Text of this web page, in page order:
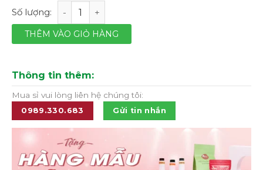
Cà phê hòa tan Davidoff Fine Aroma - lọ 100g số lượng
THÊM VÀO GIỎ HÀNG
Thông tin thêm:
Mua sỉ vui lòng liên hệ chúng tôi:
0989.330.683 Gửi tin nhắn